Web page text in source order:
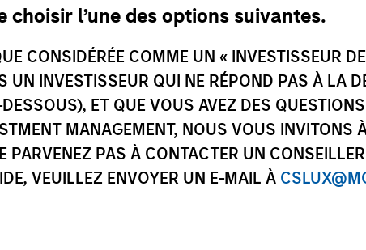
choisir l’une des options suivantes.
CONSIDÉRÉE COMME UN « INVESTISSEUR
INVESTISSEUR QUI NE RÉPOND PAS À LA
ET QUE VOUS AVEZ DES
MANAGEMENT, NOUS VOUS INVITONS
PAS À CONTACTER UN
VEUILLEZ ENVOYER UN E-MAIL À
Consumer
Thailand